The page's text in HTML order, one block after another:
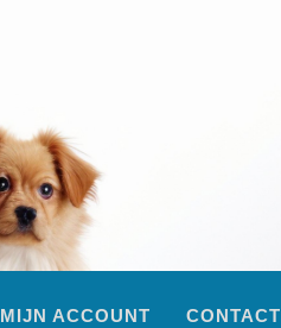
MIJN ACCOUNT CONTACT